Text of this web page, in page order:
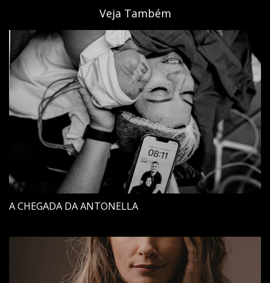
Veja Também
A CHEGADA DA ANTONELLA